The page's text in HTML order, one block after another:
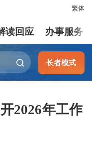
繁体
读回应 办事服务
长者模式
2026年工作